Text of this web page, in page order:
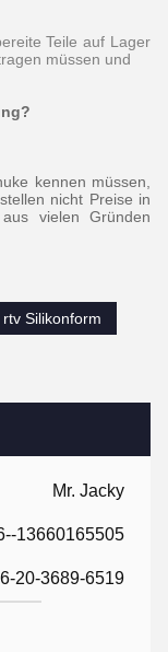
Mr. Jacky
13660165505
20-3689-6519
Teile auf Lager
müssen und
kennen müssen,
nicht Preise in
vielen Gründen
rtv Silikonform